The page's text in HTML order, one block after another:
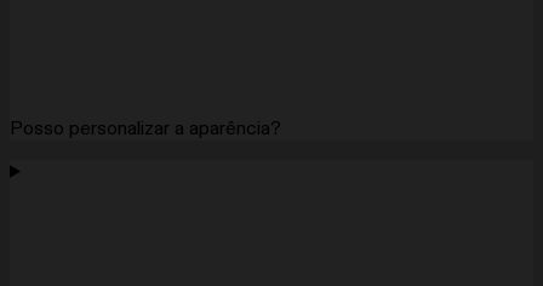
Posso personalizar a aparência?